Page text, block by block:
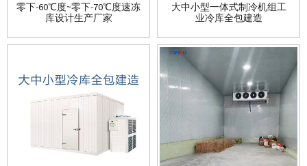
零下-60℃度~零下-70℃度速冻
库设计生产厂家
大中小型一体式制冷机组工
业冷库全包建造